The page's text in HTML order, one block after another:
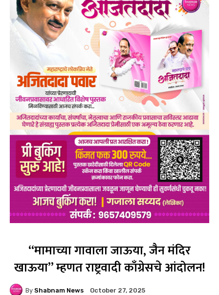
“मामाच्या गावाला जाऊया, जैन मंदिर
खाऊया” म्हणत राष्ट्रवादी काँग्रेसचे आंदोलन!
By Shabnam News October 27, 2025